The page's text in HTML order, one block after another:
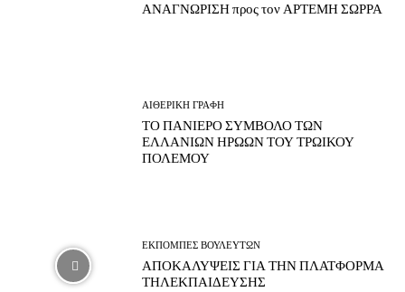
ΑΝΑΓΝΩΡΙΣΗ προς τον ΑΡΤΕΜΗ ΣΩΡΡΑ
ΑΙΘΕΡΙΚΗ ΓΡΑΦΗ
ΤΟ ΠΑΝΙΕΡΟ ΣΥΜΒΟΛΟ ΤΩΝ
ΕΛΛΑΝΙΩΝ ΗΡΩΩΝ ΤΟΥ ΤΡΩΙΚΟΥ
ΠΟΛΕΜΟΥ
ΕΚΠΟΜΠΕΣ ΒΟΥΛΕΥΤΩΝ
ΑΠΟΚΑΛΥΨΕΙΣ ΓΙΑ ΤΗΝ ΠΛΑΤΦΟΡΜΑ
ΤΗΛΕΚΠΑΙΔΕΥΣΗΣ